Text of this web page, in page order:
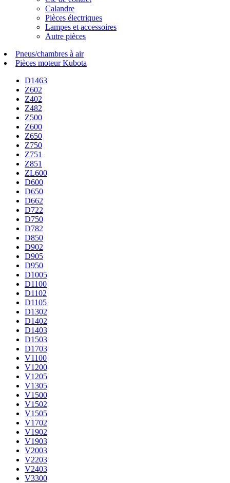
Calandre
Pièces électriques
Lampes et accessoires
Autre pièces
Pneus/chambres à air
Pièces moteur Kubota
D1463
Z602
Z402
Z482
Z500
Z600
Z650
Z750
Z751
Z851
ZL600
D600
D650
D662
D722
D750
D782
D850
D902
D905
D950
D1005
D1100
D1102
D1105
D1302
D1402
D1403
D1503
D1703
V1100
V1200
V1205
V1305
V1500
V1502
V1505
V1702
V1902
V1903
V2003
V2203
V2403
V3300